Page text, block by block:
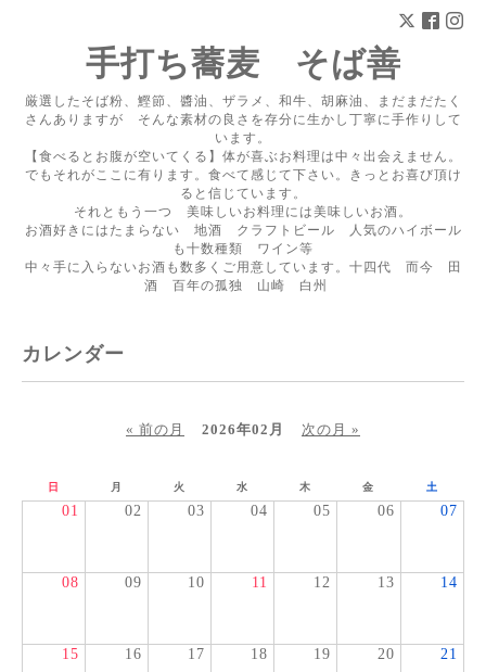
手打ち蕎麦 そば善
厳選したそば粉、鰹節、醬油、ザラメ、和牛、胡麻油、まだまだたく
さんありますが そんな素材の良さを存分に生かし丁寧に手作りして
います。
【食べるとお腹が空いてくる】体が喜ぶお料理は中々出会えません。
でもそれがここに有ります。食べて感じて下さい。きっとお喜び頂け
ると信じています。
それともう一つ 美味しいお料理には美味しいお酒。
お酒好きにはたまらない 地酒 クラフトビール 人気のハイボール
も十数種類 ワイン等
中々手に入らないお酒も数多くご用意しています。十四代 而今 田
酒 百年の孤独 山崎 白州
カレンダー
« 前の月 2026年02月 次の月 »
日 月 火 水 木 金 土
01 02 03 04 05 06 07
08 09 10 11 12 13 14
15 16 17 18 19 20 21